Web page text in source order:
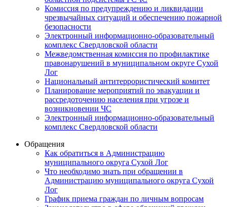
Комиссия по предупреждению и ликвидации
чрезвычайных ситуаций и обеспечению пожарной
безопасности
Электронный информационно-образовательный
комплекс Cвердловской области
Межведомственная комиссия по профилактике
правонарушений в муниципальном округе Сухой
Лог
Национальный антитеррористический комитет
Планирование мероприятий по эвакуации и
рассредоточению населения при угрозе и
возникновении ЧС
Электронный информационно-образовательный
комплекс Свердловской области
Обращения
Как обратиться в Администрацию
муниципального округа Сухой Лог
Что необходимо знать при обращении в
Администрацию муниципального округа Сухой
Лог
График приема граждан по личным вопросам